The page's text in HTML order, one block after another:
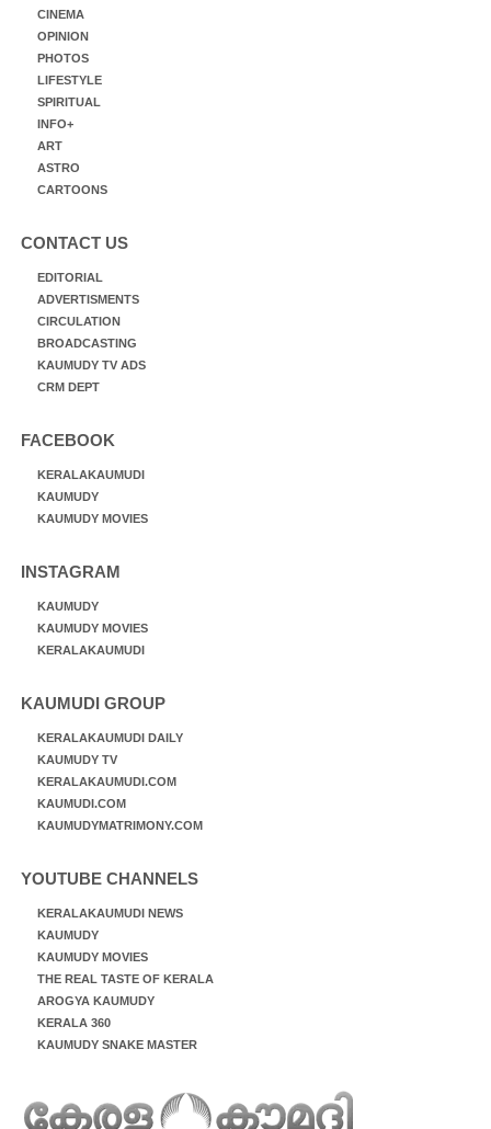
CINEMA
OPINION
PHOTOS
LIFESTYLE
SPIRITUAL
INFO+
ART
ASTRO
CARTOONS
CONTACT US
EDITORIAL
ADVERTISMENTS
CIRCULATION
BROADCASTING
KAUMUDY TV ADS
CRM DEPT
FACEBOOK
KERALAKAUMUDI
KAUMUDY
KAUMUDY MOVIES
INSTAGRAM
KAUMUDY
KAUMUDY MOVIES
KERALAKAUMUDI
KAUMUDI GROUP
KERALAKAUMUDI DAILY
KAUMUDY TV
KERALAKAUMUDI.COM
KAUMUDI.COM
KAUMUDYMATRIMONY.COM
YOUTUBE CHANNELS
KERALAKAUMUDI NEWS
KAUMUDY
KAUMUDY MOVIES
THE REAL TASTE OF KERALA
AROGYA KAUMUDY
KERALA 360
KAUMUDY SNAKE MASTER